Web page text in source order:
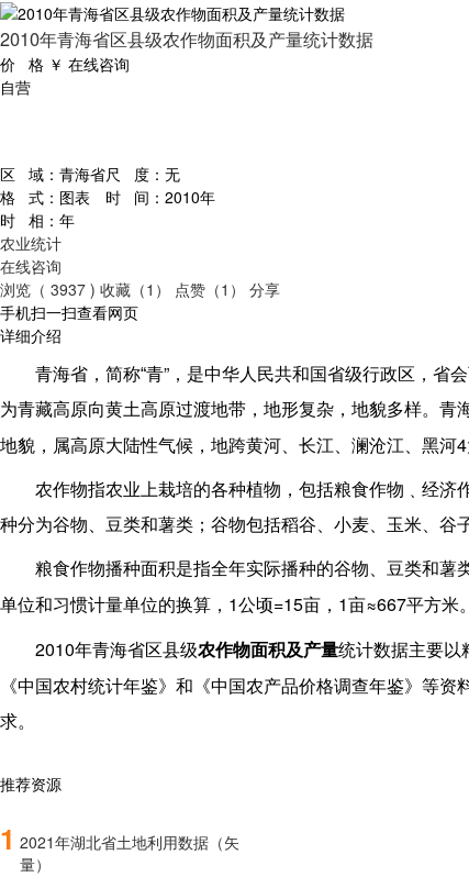
2010年青海省区县级农作物面积及产量统计数据
价 格 ￥ 在线咨询
自营
区 域： 青海省尺 度： 无
格 式： 图表 时 间： 2010年
时 相： 年
农业统计
在线咨询
浏览（ 3937 ) 收藏（1） 点赞（1）
分享
手机扫一扫查看网页
详细介绍
青海省，简称“青” ，是中华人民共和国省级行政区，省会
为青藏高原向黄土高原过渡地带，地形复杂，地貌多样。
地貌，属高原大陆性气候，地跨黄河 长江 澜沧江 黑河4
农作物指农业上栽培的各种植物，包括粮食作物﹑经
种分为谷物、豆类和薯类；谷物包括稻谷、小麦、玉米、谷
粮食作物播种面积是指全年实际播种的谷物、豆类和
单位和习惯计量单位的换算， 1公顷=15亩， 1亩≈667平方米
2010年青海省区县级农作物面积及产量统计数据主要以
《中国农村统计年鉴》和《中国农产品价格调查年鉴》等资
求。
推荐资源
1 2021年湖北省土地利用数据（矢
量）